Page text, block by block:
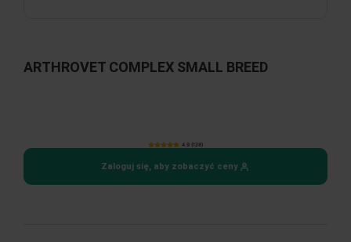
ARTHROVET COMPLEX SMALL BREED
4.9 (128)
Zaloguj się, aby zobaczyć ceny